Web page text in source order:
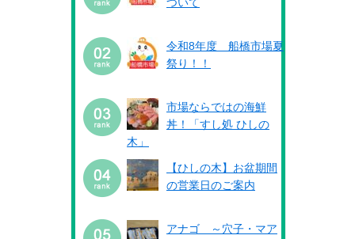
ついて
令和8年度 船橋市場夏
祭り！！
市場ならではの海鮮
丼！「すし処 ひしの
木」
【ひしの木】お盆期間
の営業日のご案内
アナゴ ～穴子・マア